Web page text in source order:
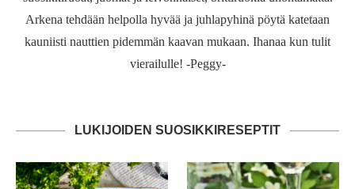
Arkena tehdään helpolla hyvää ja juhlapyhinä pöytä katetaan
kauniisti nauttien pidemmän kaavan mukaan. Ihanaa kun tulit
vierailulle! -Peggy-
LUKIJOIDEN SUOSIKKIRESEPTIT